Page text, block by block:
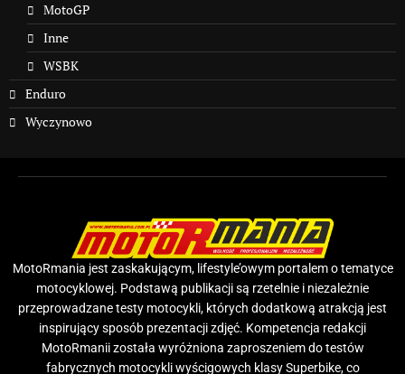
MotoGP
Inne
WSBK
Enduro
Wyczynowo
MotoRmania jest zaskakującym, lifestyle’owym portalem o tematyce
motocyklowej. Podstawą publikacji są rzetelnie i niezależnie
przeprowadzane testy motocykli, których dodatkową atrakcją jest
inspirujący sposób prezentacji zdjęć. Kompetencja redakcji
MotoRmanii została wyróżniona zaproszeniem do testów
fabrycznych motocykli wyścigowych klasy Superbike, co